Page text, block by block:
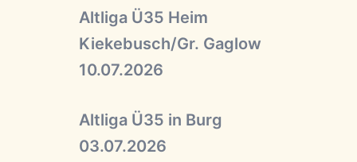
Altliga Ü35 Heim
Kiekebusch/Gr. Gaglow
10.07.2026
Altliga Ü35 in Burg
03.07.2026